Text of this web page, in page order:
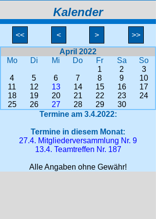
Kalender
<< < >
>>
April 2022
Mo
Di Mi Do Fr Sa
So
1
2
3
4
5 6 7 8 9
10
11
12 13 14 15 16
17
18
19 20 21 22 23
24
25
26 27 28 29
30
Termine am 3.4.2022:
Termine in diesem Monat:
27.4. Mitgliederversammlung Nr. 9
13.4. Teamtreffen Nr. 187
Alle Angaben ohne Gewähr!